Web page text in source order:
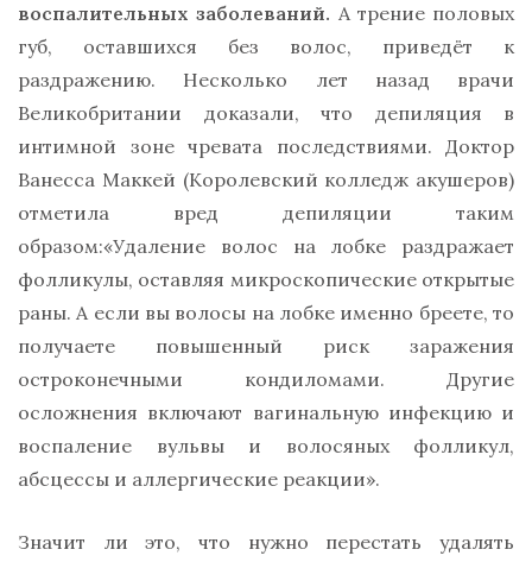
воспалительных заболеваний. А трение половых
губ, оставшихся без волос, приведёт к
раздражению. Несколько лет назад врачи
Великобритании доказали, что депиляция в
интимной зоне чревата последствиями. Доктор
Ванесса Маккей (Королевский колледж акушеров)
отметила вред депиляции таким
образом:«Удаление волос на лобке раздражает
фолликулы, оставляя микроскопические открытые
раны. А если вы волосы на лобке именно бреете, то
получаете повышенный риск заражения
остроконечными кондиломами. Другие
осложнения включают вагинальную инфекцию и
воспаление вульвы и волосяных фолликул,
абсцессы и аллергические реакции».
Значит ли это, что нужно перестать удалять